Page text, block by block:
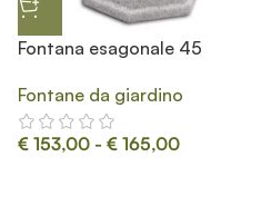
Fontana esagonale 45
Fontane da giardino
€ 153,00 - € 165,00